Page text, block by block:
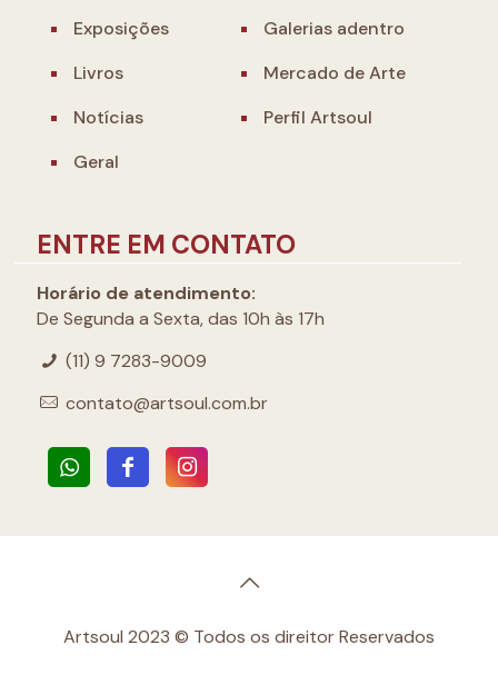
Exposições
Galerias adentro
Livros
Mercado de Arte
Notícias
Perfil Artsoul
Geral
ENTRE EM CONTATO
Horário de atendimento:
De Segunda a Sexta, das 10h às 17h
(11) 9 7283-9009
contato@artsoul.com.br
Artsoul 2023 © Todos os direitor Reservados